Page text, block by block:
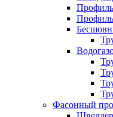
Фасонный